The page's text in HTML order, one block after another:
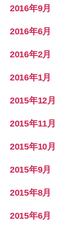
2016年9月
2016年6月
2016年2月
2016年1月
2015年12月
2015年11月
2015年10月
2015年9月
2015年8月
2015年6月